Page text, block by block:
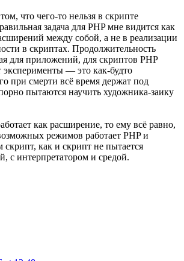
что чего-то нельзя в скрипте
задача для PHP мне видится как
между собой, а не в реализации
в скриптах. Продолжительность
для приложений, для скриптов PHP
— это как-будто
при смерти всё время держат под
пытаются научить художника-заику
как расширение, то ему всё равно,
режимов работает PHP и
как и скрипт не пытается
с интерпретатором и средой.